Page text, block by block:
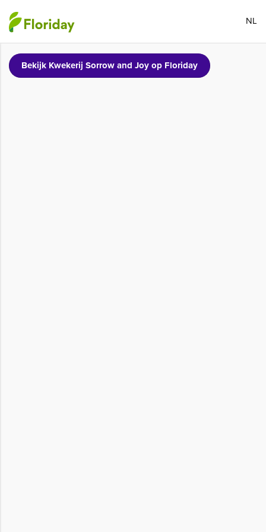
NL
Bekijk Kwekerij Sorrow and Joy op Floriday